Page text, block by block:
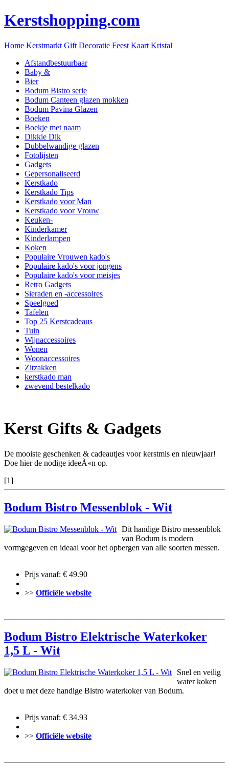
Kerstshopping.com
Home Kerstmarkt Gift Decoratie Feest Kaart Kristal
Afstandbestuurbaar
Baby &
Bier
Bodum Bistro serie
Bodum Canteen glazen mokken
Bodum Pavina Glazen
Boeken
Boekje met naam
Dikkie Dik
Dubbelwandige glazen
Fotolijsten
Gadgets
Gepersonaliseerd
Kerstkado
Kerstkado Tips
Kerstkado voor Man
Kerstkado voor Vrouw
Keuken-
Kinderkamer
Kinderlampen
Koken
Populaire Vrouwen kado's
Populaire kado's voor jongens
Populaire kado's voor meisjes
Retro Gadgets
Sieraden en -accessoires
Speelgoed
Tafelen
Top 25 Kerstcadeaus
Tuin
Wijnaccessoires
Wonen
Woonaccessoires
Zitzakken
kerstkado man
zwevend bestelkado
Kerst Gifts & Gadgets
De mooiste geschenken & cadeautjes voor kerstmis en nieuwjaar!
Doe hier de nodige ideeÃ«n op.
[1]
Bodum Bistro Messenblok - Wit
Dit handige Bistro messenblok
van Bodum is modern
vormgegeven en ideaal voor het opbergen van alle soorten messen.
Prijs vanaf: € 49.90
>> Officiële website
Bodum Bistro Elektrische Waterkoker
1,5 L - Wit
Snel en veilig
water koken
doet u met deze handige Bistro waterkoker van Bodum.
Prijs vanaf: € 34.93
>> Officiële website